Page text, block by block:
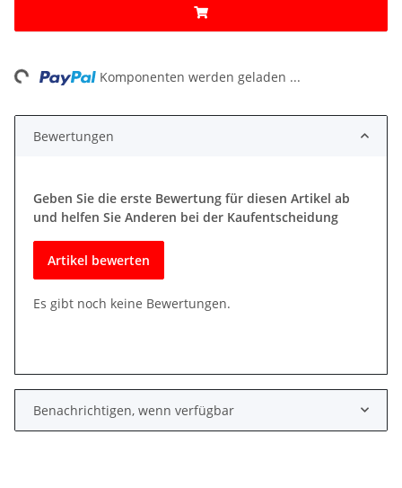
Komponenten werden geladen ...
Bewertungen
Geben Sie die erste Bewertung für diesen Artikel ab
und helfen Sie Anderen bei der Kaufentscheidung
Artikel bewerten
Es gibt noch keine Bewertungen.
Benachrichtigen, wenn verfügbar